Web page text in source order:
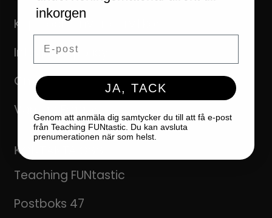
Köp- och användarvillkor
Integritetspolicy
Om oss
Vanliga Frågor
KONTAKTA OSS
Teaching FUNtastic
Postboks 47
inkorgen
JA, TACK
Genom att anmäla dig samtycker du till att få e-post
från Teaching FUNtastic. Du kan avsluta
prenumerationen när som helst.